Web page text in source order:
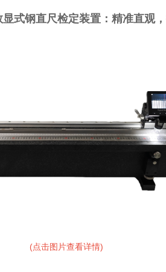
式钢直尺检定装置：精准直观
(点击图片查看详情)